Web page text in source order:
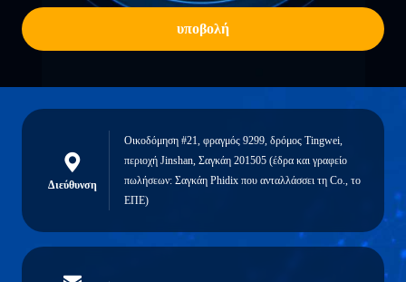
υποβολή
Διεύθυνση
Οικοδόμηση #21, φραγμός 9299, δρόμος Tingwei,
περιοχή Jinshan, Σαγκάη 201505 (έδρα και γραφείο
πωλήσεων: Σαγκάη Phidix που ανταλλάσσει τη Co., το
ΕΠΕ)